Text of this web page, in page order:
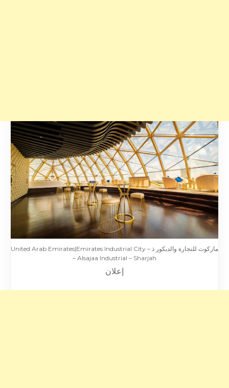
مازكوت للنجارة والديكور ذ – United Arab Emirates|Emirates Industrial City
– Alsajaa Industrial – Sharjah
إعلان